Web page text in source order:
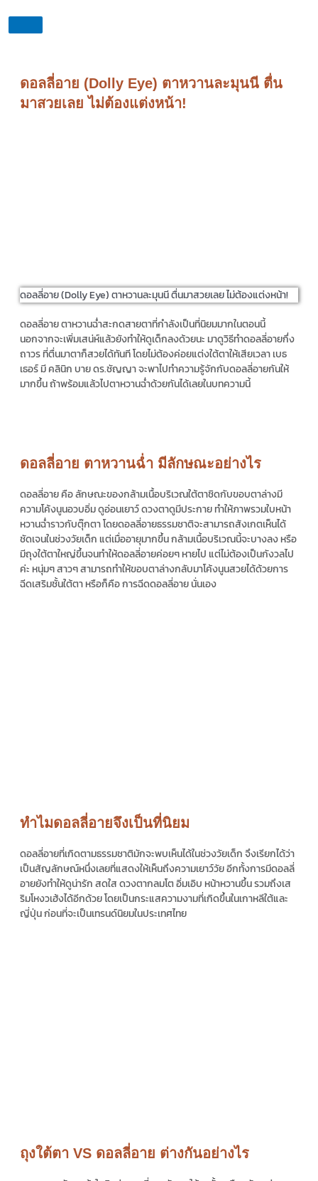
ดอลลี่อาย (Dolly Eye) ตาหวานละมุนนี ตื่น
มาสวยเลย ไม่ต้องแต่งหน้า!
ดอลลี่อาย (Dolly Eye) ตาหวานละมุนนี ตื่นมาสวยเลย ไม่ต้องแต่งหน้า!
ดอลลี่อายตาหวานฉ่ำสะกดสายตาที่กำลังเป็นที่นิยมมากในตอนนี้
นอกจากจะเพิ่มเสน่ห์แล้วยังทำให้ดูเด็กลงด้วยนะ มาดูวิธีทำดอลลี่อายกึ่ง
ถาวร ที่ตื่นมาตาก็สวยได้ทันที โดยไม่ต้องค่อยแต่งใต้ตาให้เสียเวลา เบธ
เธอร์ มี คลินิก บาย ดร.ชัญญา จะพาไปทำความรู้จักกับดอลลี่อายกันให้
มากขึ้น ถ้าพร้อมแล้วไปตาหวานฉ่ำด้วยกันได้เลยในบทความนี้
ดอลลี่อาย ตาหวานฉ่ำ มีลักษณะอย่างไร
ดอลลี่อาย คือลักษณะของกล้ามเนื้อบริเวณใต้ตาชิดกับขอบตาล่างมี
ความโค้งนูนอวบอิ่ม ดูอ่อนเยาว์ ดวงตาดูมีประกาย ทำให้ภาพรวมใบหน้า
หวานฉ่ำราวกับตุ๊กตา โดยดอลลี่อายธรรมชาติจะสามารถสังเกตเห็นได้
ชัดเจนในช่วงวัยเด็ก แต่เมื่ออายุมากขึ้น กล้ามเนื้อบริเวณนี้จะบางลง หรือ
มีถุงใต้ตาใหญ่ขึ้นจนทำให้ดอลลี่อายค่อยๆ หายไป แต่ไม่ต้องเป็นกังวลไป
ค่ะ หนุ่มๆ สาวๆ สามารถทำให้ขอบตาล่างกลับมาโค้งนูนสวยได้ด้วยการ
ฉีดเสริมชั้นใต้ตา หรือก็คือ การฉีดดอลลี่อายนั่นเอง
ทำไมดอลลี่อายจึงเป็นที่นิยม
ดอลลี่อายที่เกิดตามธรรมชาติมักจะพบเห็นได้ในช่วงวัยเด็ก จึงเรียกได้ว่า
เป็นสัญลักษณ์หนึ่งเลยที่แสดงให้เห็นถึงความเยาว์วัย อีกทั้งการมีดอลลี่
อายยังทำให้ดูน่ารัก สดใส ดวงตากลมโต อิ่มเอิบ หน้าหวานขึ้น รวมถึงเส
ริมโหงวเฮ้งได้อีกด้วย โดยเป็นกระแสความงามที่เกิดขึ้นในเกาหลีใต้และ
ญี่ปุ่น ก่อนที่จะเป็นเทรนด์นิยมในประเทศไทย
ถุงใต้ตา VS ดอลลี่อาย ต่างกันอย่างไร